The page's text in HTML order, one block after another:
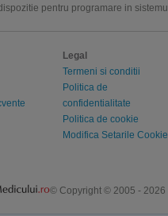
pentru programare in
Legal
Termeni si conditii
Politica de
confidentialitate
Politica de cookie
Modifica Setarile Cookie
© Copyright © 2005 - 2026